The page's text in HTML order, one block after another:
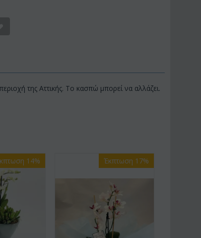
της Αττικής. Το κασπώ μπορεί να αλλάζει.
14% Έκπτωση 17%